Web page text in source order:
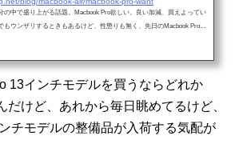
の中で盛り上がる話題。Macbook Pro欲しい。良い加減、買えよってい
もウンザリするときもあるけど、性懲りも無く、先日のMacbook Proの
例年？どおりなら、３月に発売されているはず（と言っていいのか？)
iPhone 6sから買い換えるのを今か今かと待っていたけど、買い換えの
13インチモデルを買うならどれか
だけど、あれから毎日眺めてるけど、
チモデルの整備品が入荷する気配が